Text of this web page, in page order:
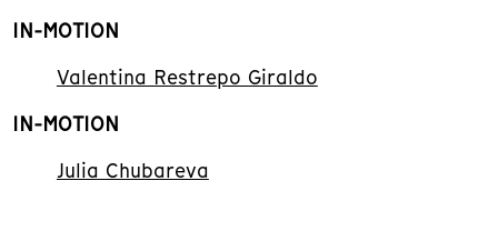
IN-MOTION
Valentina Restrepo Giraldo
IN-MOTION
Julia Chubareva